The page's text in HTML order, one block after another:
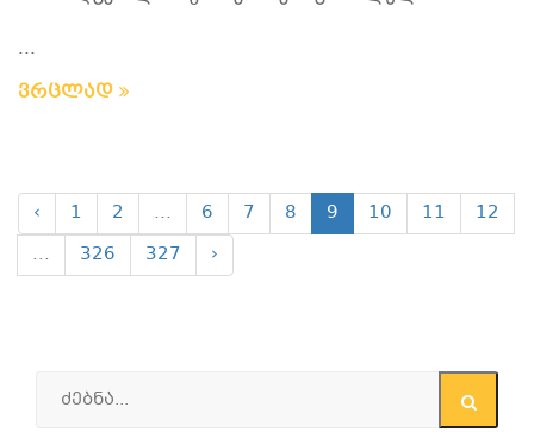
...
ვრცლად
‹ 1 2 ... 6 7 8 9 10 11
12
...
326 327 ›